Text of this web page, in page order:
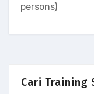
persons)
Cari Training